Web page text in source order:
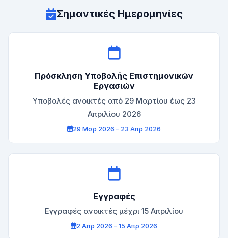
Σημαντικές Ημερομηνίες
Πρόσκληση Υποβολής Επιστημονικών
Εργασιών
Υποβολές ανοικτές από 29 Μαρτίου έως 23
Απριλίου 2026
29 Μαρ 2026 – 23 Απρ 2026
Εγγραφές
Εγγραφές ανοικτές μέχρι 15 Απριλίου
2 Απρ 2026 – 15 Απρ 2026